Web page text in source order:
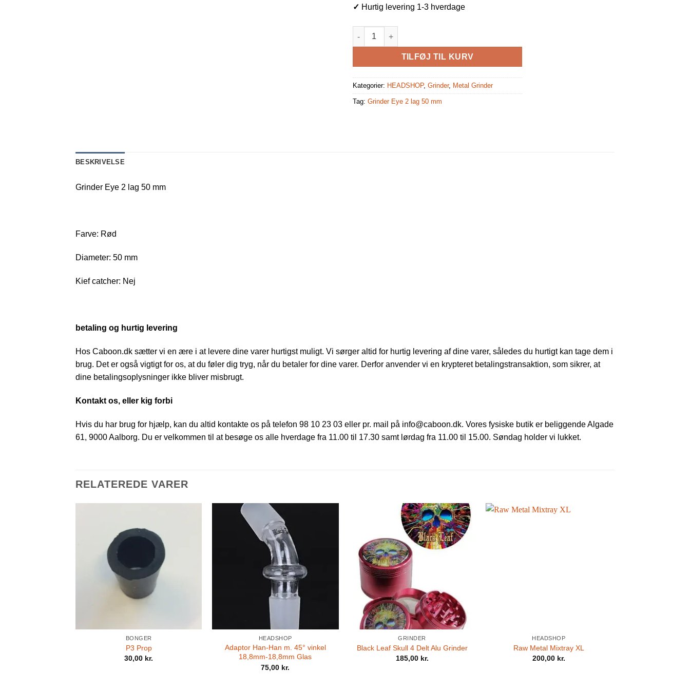
✓ Hurtig levering 1-3 hverdage
Grinder Eye 2 lag 50 mm antal
TILFØJ TIL KURV
Kategorier: HEADSHOP, Grinder, Metal Grinder
Tag: Grinder Eye 2 lag 50 mm
BESKRIVELSE
Grinder Eye 2 lag 50 mm
Farve: Rød
Diameter: 50 mm
Kief catcher: Nej
betaling og hurtig levering
Hos Caboon.dk sætter vi en ære i at levere dine varer hurtigst muligt. Vi sørger altid for hurtig levering af dine varer, således du hurtigt kan tage dem i
brug. Det er også vigtigt for os, at du føler dig tryg, når du betaler for dine varer. Derfor anvender vi en krypteret betalingstransaktion, som sikrer, at
dine betalingsoplysninger ikke bliver misbrugt.
Kontakt os, eller kig forbi
Hvis du har brug for hjælp, kan du altid kontakte os på telefon 98 10 23 03 eller pr. mail på info@caboon.dk. Vores fysiske butik er beliggende Algade
61, 9000 Aalborg. Du er velkommen til at besøge os alle hverdage fra 11.00 til 17.30 samt lørdag fra 11.00 til 15.00. Søndag holder vi lukket.
RELATEREDE VARER
BONGER
P3 Prop
30,00 kr.
HEADSHOP
Adaptor Han-Han m. 45° vinkel
18,8mm-18,8mm Glas
75,00 kr.
GRINDER
Black Leaf Skull 4 Delt Alu Grinder
185,00 kr.
HEADSHOP
Raw Metal Mixtray XL
200,00 kr.